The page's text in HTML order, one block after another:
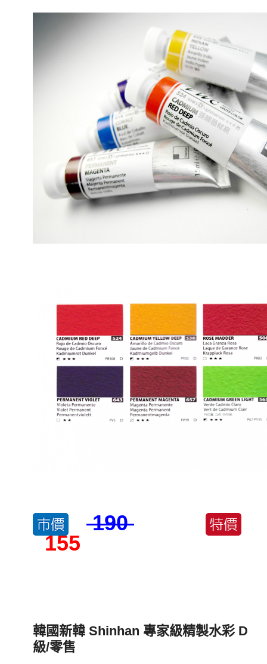
190
155
韓國新韓 Shinhan 專家級精製水彩 D
級/零售